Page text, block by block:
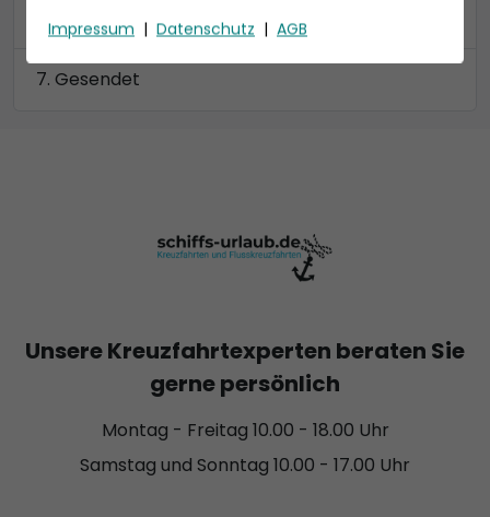
Zusammenfassung
Gesendet
Impressum | Datenschutz | AGB
Unsere Kreuzfahrtexperten beraten Sie
gerne persönlich
Montag - Freitag 10.00 - 18.00 Uhr
Samstag und Sonntag 10.00 - 17.00 Uhr